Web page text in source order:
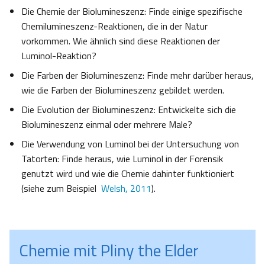
Die Chemie der Biolumineszenz: Finde einige spezifische
Chemilumineszenz-Reaktionen, die in der Natur
vorkommen. Wie ähnlich sind diese Reaktionen der
Luminol-Reaktion?
Die Farben der Biolumineszenz: Finde mehr darüber heraus,
wie die Farben der Biolumineszenz gebildet werden.
Die Evolution der Biolumineszenz: Entwickelte sich die
Biolumineszenz einmal oder mehrere Male?
Die Verwendung von Luminol bei der Untersuchung von
Tatorten: Finde heraus, wie Luminol in der Forensik
genutzt wird und wie die Chemie dahinter funktioniert
(siehe zum Beispiel Welsh, 2011).
Chemie mit Pliny the Elder